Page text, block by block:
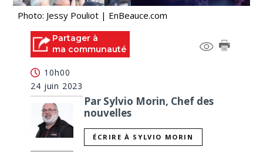
Photo: Jessy Pouliot | EnBeauce.com
Partager à
ma communauté
10h00
24 juin 2023
Par Sylvio Morin, Chef des
nouvelles
ÉCRIRE À SYLVIO MORIN